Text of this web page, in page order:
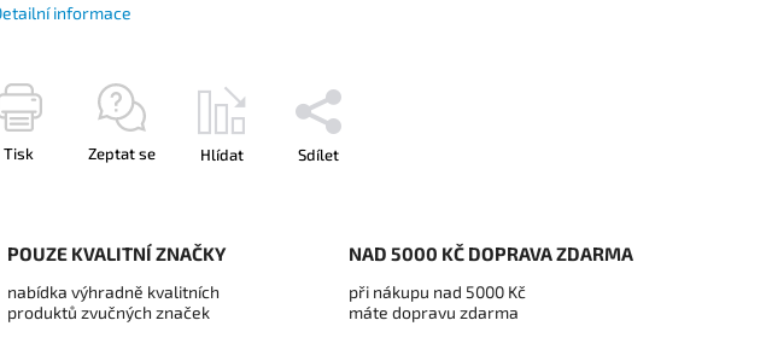
informace
Tisk Zeptat se Hlídat Sdílet
POUZE KVALITNÍ ZNAČKY
nabídka výhradně kvalitních
produktů zvučných značek
NAD 5000 KČ DOPRAVA ZDARMA
při nákupu nad 5000 Kč
máte dopravu zdarma